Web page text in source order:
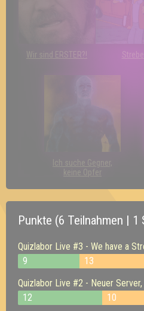
Wir sind ERSTER?!
Ich suche Gegner,
keine Opfer
Punkte (6 Teilnahmen | 1
Quizlabor Live #3 - We have a
9
13
Quizlabor Live #2 - Neuer
12
10